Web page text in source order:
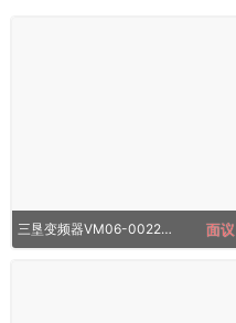
三垦变频器VM06-0022-N4_2.2KW 面议